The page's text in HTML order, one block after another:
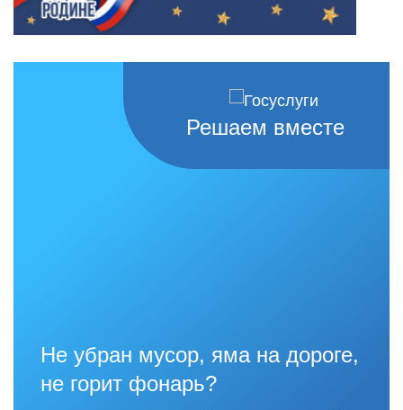
Решаем вместе
Не убран мусор, яма на дороге,
не горит фонарь?